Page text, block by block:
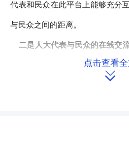
代表和民众在此平台上能够充分
与民众之间的距离。
二是人大代表与民众的在线交
络作为公共交流平台,汇集了很
点击查看
